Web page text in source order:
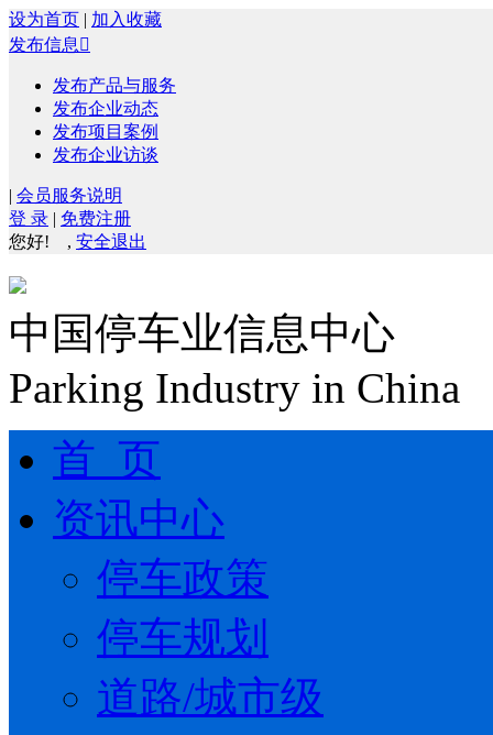
设为首页 | 加入收藏
发布信息 
发布产品与服务
发布企业动态
发布项目案例
发布企业访谈
| 会员服务说明
登 录 | 免费注册
您好!
, 安全退出
中国停车业信息中心
Parking Industry in China
首 页
资讯中心
停车政策
停车规划
道路/城市级